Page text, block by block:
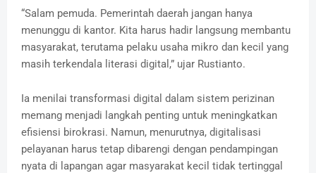
‎“Salam pemuda. Pemerintah daerah jangan hanya
menunggu di kantor. Kita harus hadir langsung membantu
masyarakat, terutama pelaku usaha mikro dan kecil yang
masih terkendala literasi digital,” ujar Rustianto.
‎Ia menilai transformasi digital dalam sistem perizinan
memang menjadi langkah penting untuk meningkatkan
efisiensi birokrasi. Namun, menurutnya, digitalisasi
pelayanan harus tetap dibarengi dengan pendampingan
nyata di lapangan agar masyarakat kecil tidak tertinggal